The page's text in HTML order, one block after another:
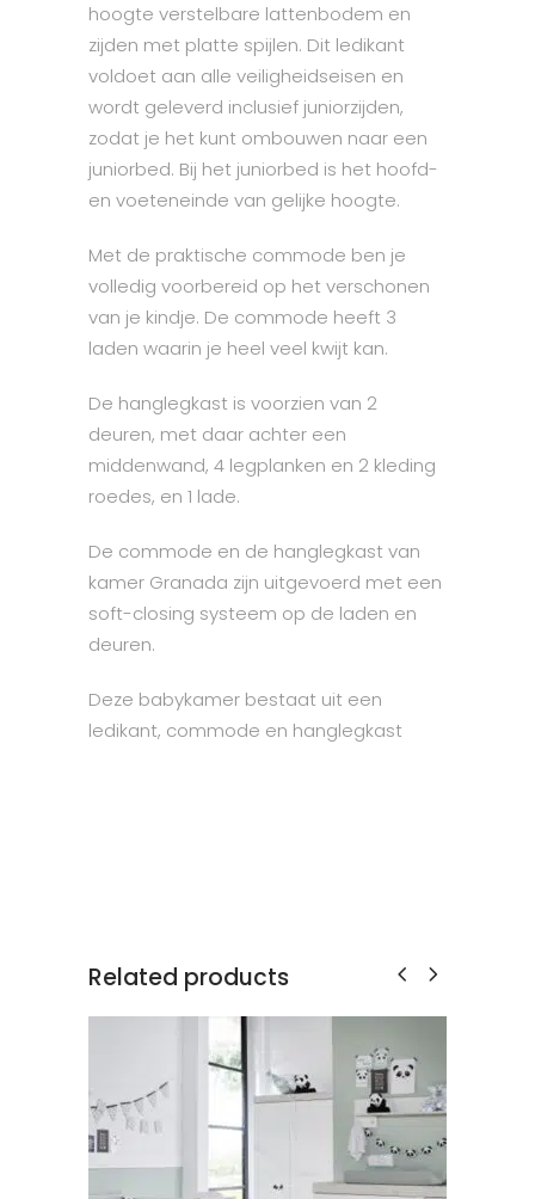
hoogte verstelbare lattenbodem en
zijden met platte spijlen. Dit ledikant
voldoet aan alle veiligheidseisen en
wordt geleverd inclusief juniorzijden,
zodat je het kunt ombouwen naar een
juniorbed. Bij het juniorbed is het hoofd-
en voeteneinde van gelijke hoogte.
Met de praktische commode ben je
volledig voorbereid op het verschonen
van je kindje. De commode heeft 3
laden waarin je heel veel kwijt kan.
De hanglegkast is voorzien van 2
deuren, met daar achter een
middenwand, 4 legplanken en 2 kleding
roedes, en 1 lade.
De commode en de hanglegkast van
kamer Granada zijn uitgevoerd met een
soft-closing systeem op de laden en
deuren.
Deze babykamer bestaat uit een
ledikant, commode en hanglegkast
Related products